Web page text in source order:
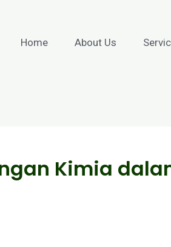
Home About Us
Kimia